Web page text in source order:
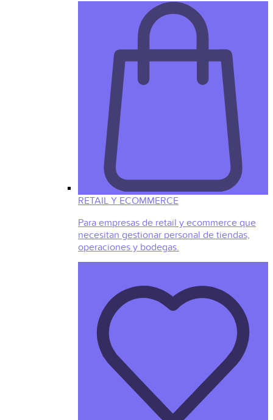
RETAIL Y ECOMMERCE
Para empresas de retail y ecommerce que
necesitan gestionar personal de tiendas,
operaciones y bodegas.